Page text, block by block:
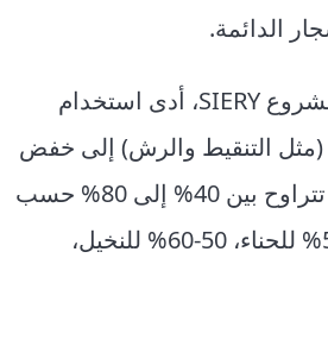
الدائمة.
وفي حضرموت – مشروع SIERY، أدى استخدام
(مثل التنقيط والرش) إلى خفض
استهلاك المياه بنسبة تتراوح بين 40% إلى 80% حسب
نوع المحصول (40–50% للحناء، 50‑60% للنخيل،